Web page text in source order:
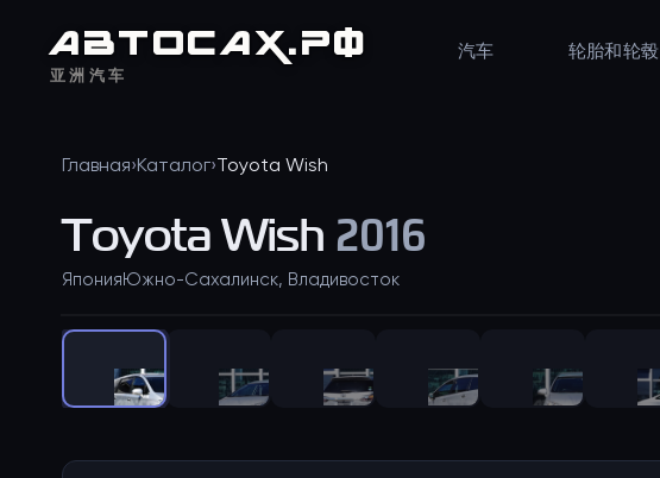
АВТОСАХ.РФ
亚洲汽车
汽车 轮胎和轮毂
Главная›Каталог› Toyota Wish
ToyotaWish 2016
Япония Южно-Сахалинск, Владивосток